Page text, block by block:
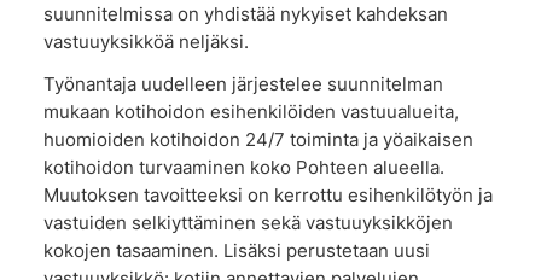
suunnitelmissa on yhdistää nykyiset kahdeksan
vastuuyksikköä neljäksi.
Työnantaja uudelleen järjestelee suunnitelman
mukaan kotihoidon esihenkilöiden vastuualueita,
huomioiden kotihoidon 24/7 toiminta ja yöaikaisen
kotihoidon turvaaminen koko Pohteen alueella.
Muutoksen tavoitteeksi on kerrottu esihenkilötyön ja
vastuiden selkiyttäminen sekä vastuuyksikköjen
kokojen tasaaminen. Lisäksi perustetaan uusi